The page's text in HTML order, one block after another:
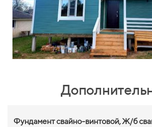
Фундамент свайно-винтовой,Ж/б